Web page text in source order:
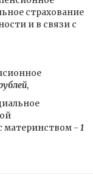
страхование
и в связи с
,
материнством - 1